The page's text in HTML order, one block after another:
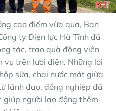
cao điểm vừa qua, Ban
ty Điện lực Hà Tĩnh đã
tác, trao quà động viên
trên lưới điện. Những lời
sữa, chai nước mát giữa
lãnh đạo, đồng nghiệp đã
người lao động thêm